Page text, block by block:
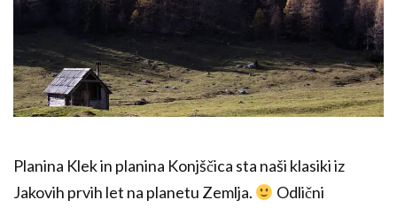
Planina Klek in planina Konjščica sta naši klasiki iz
Jakovih prvih let na planetu Zemlja.
Odlični